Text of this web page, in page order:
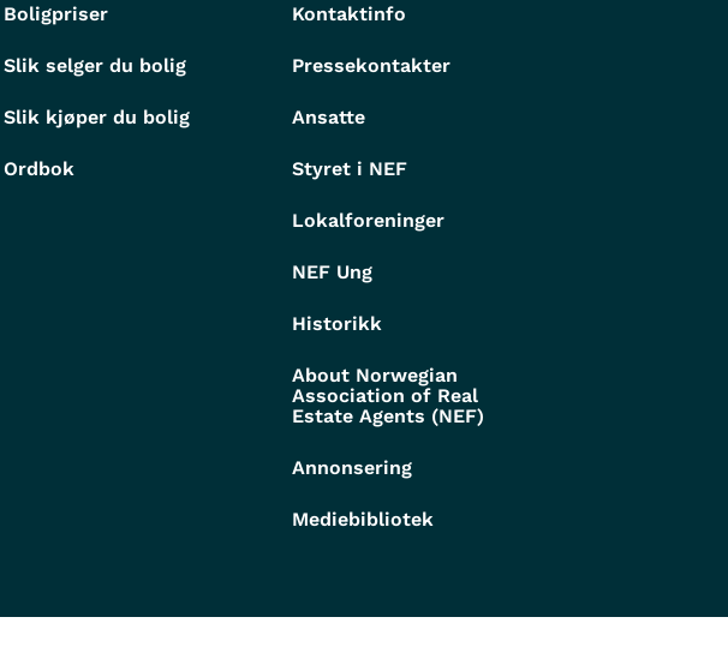
Boligpriser
Slik selger du bolig
Slik kjøper du bolig
Ordbok
Kontaktinfo
Pressekontakter
Ansatte
Styret i NEF
Lokalforeninger
NEF Ung
Historikk
About Norwegian
Association of Real
Estate Agents (NEF)
Annonsering
Mediebibliotek